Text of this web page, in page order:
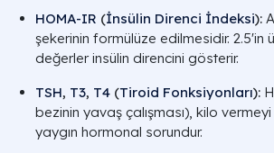
HOMA-IR (İnsülin Direnci İndeksi):
şekerinin formülüze edilmesidir. 2.5'in
değerler insülin direncini gösterir.
TSH, T3, T4 (Tiroid Fonksiyonları):
bezinin yavaş çalışması), kilo
yaygın hormonal sorundur.